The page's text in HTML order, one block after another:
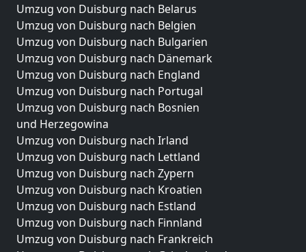
Umzug von Duisburg nach Belarus
Umzug von Duisburg nach Belgien
Umzug von Duisburg nach Bulgarien
Umzug von Duisburg nach Dänemark
Umzug von Duisburg nach England
Umzug von Duisburg nach Portugal
Umzug von Duisburg nach Bosnien
und Herzegowina
Umzug von Duisburg nach Irland
Umzug von Duisburg nach Lettland
Umzug von Duisburg nach Zypern
Umzug von Duisburg nach Kroatien
Umzug von Duisburg nach Estland
Umzug von Duisburg nach Finnland
Umzug von Duisburg nach Frankreich